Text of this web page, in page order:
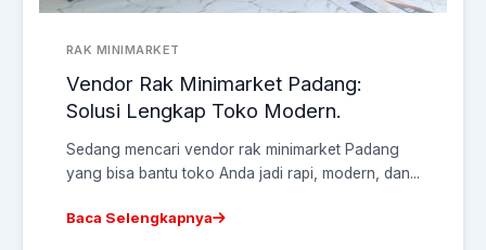
RAK MINIMARKET
Vendor Rak Minimarket Padang:
Solusi Lengkap Toko Modern.
Sedang mencari vendor rak minimarket Padang
yang bisa bantu toko Anda jadi rapi, modern, dan...
Baca Selengkapnya